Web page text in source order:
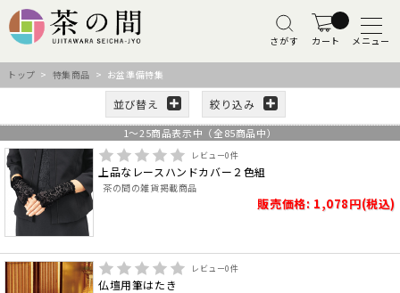
さがす カート メニュー
トップ > 特集商品 > お盆準備特集
並び替え 絞り込み
1～25商品表示中（全85商品中）
レビュー0件
上品なレースハンドカバー２色組
茶の間の雑貨掲載商品
販売価格: 1,078円(税込)
レビュー0件
仏壇用筆はたき